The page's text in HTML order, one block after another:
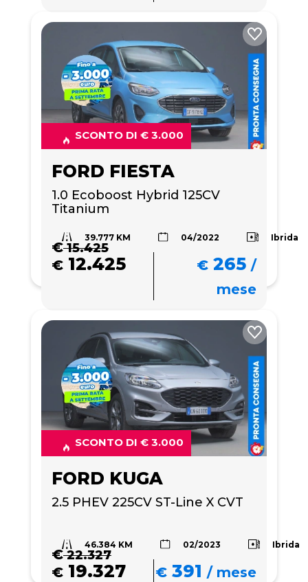
SCONTO DI € 3.000
FORD FIESTA
1.0 Ecoboost Hybrid 125CV
Titanium
39.777 KM 04/2022 Ibrida
€15.425
€ 12.425 € 265 /
mese
SCONTO DI € 3.000
FORD KUGA
2.5 PHEV 225CV ST-Line X CVT
46.384 KM 02/2023 Ibrida
€22.327
€ 19.327 € 391 /mese